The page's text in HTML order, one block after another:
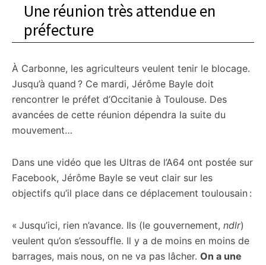
Une réunion très attendue en
préfecture
À Carbonne, les agriculteurs veulent tenir le blocage.
Jusqu’à quand ? Ce mardi, Jérôme Bayle doit
rencontrer le préfet d’Occitanie à Toulouse. Des
avancées de cette réunion dépendra la suite du
mouvement…
Dans une vidéo que les Ultras de l’A64 ont postée sur
Facebook, Jérôme Bayle se veut clair sur les
objectifs qu’il place dans ce déplacement toulousain :
« Jusqu’ici, rien n’avance. Ils (le gouvernement, ndlr)
veulent qu’on s’essouffle. Il y a de moins en moins de
barrages, mais nous, on ne va pas lâcher. On a une